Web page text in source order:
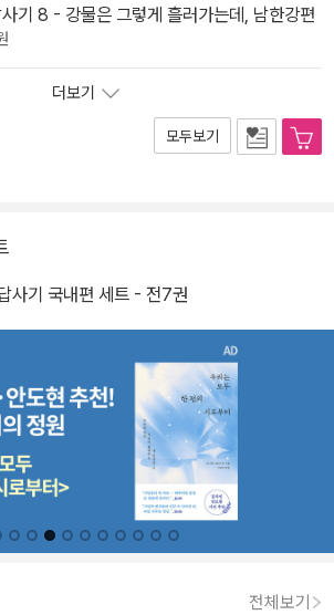
기 8 - 강물은 그렇게 흘러가는데, 남한강편
더보기
모두보기
사기 국내편 세트 - 전7권
전체보기